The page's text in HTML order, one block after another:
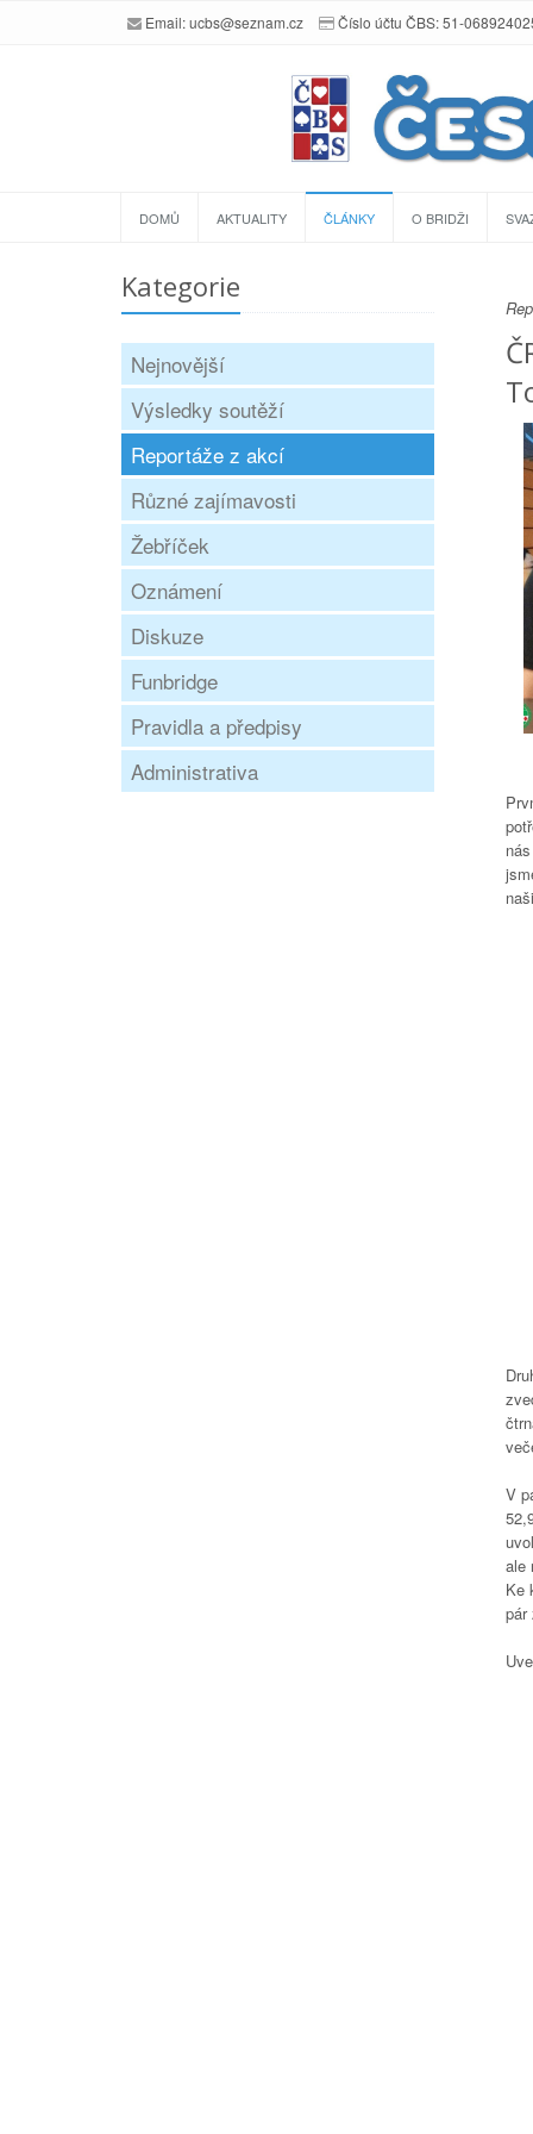
Email:ucbs@seznam.cz Číslo účtu ČBS: 51-
DOMŮ AKTUALITY ČLÁNKY O BRIDŽI
Kategorie
Nejnovější
Výsledky soutěží
Reportáže z akcí
Různé zajímavosti
Žebříček
Oznámení
Diskuze
Funbridge
Pravidla a předpisy
Administrativa
V
ale
Ke
pár